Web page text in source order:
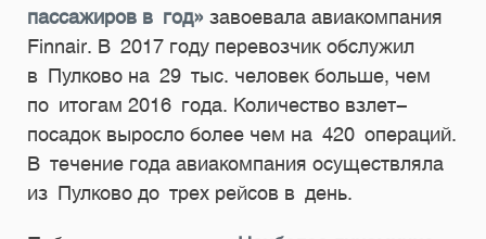
пассажиров в год» завоевала авиакомпания
Finnair. В 2017 году перевозчик обслужил
в Пулково на 29 тыс. человек больше, чем
по итогам 2016 года. Количество взлет-
посадок выросло более чем на 420 операций.
В течение года авиакомпания осуществляла
из Пулково до трех рейсов в день.